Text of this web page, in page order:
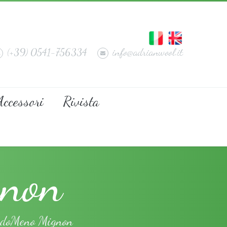
(+39) 0541-756334 info@adrianwool.it
Rivista
Mignon